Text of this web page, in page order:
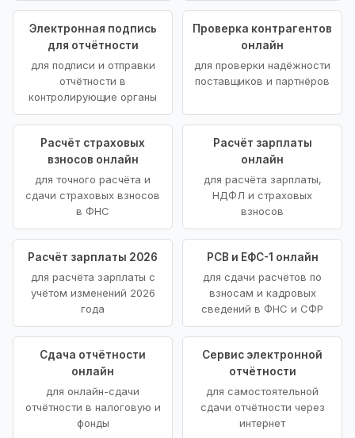
Электронная подпись
для отчётности
для подписи и отправки
отчётности в
контролирующие органы
Проверка контрагентов
онлайн
для проверки надёжности
поставщиков и партнёров
Расчёт страховых
взносов онлайн
для точного расчёта и
сдачи страховых взносов
в ФНС
Расчёт зарплаты
онлайн
для расчёта зарплаты,
НДФЛ и страховых
взносов
Расчёт зарплаты 2026
для расчёта зарплаты с
учётом изменений 2026
года
РСВ и ЕФС-1 онлайн
для сдачи расчётов по
взносам и кадровых
сведений в ФНС и СФР
Сдача отчётности
онлайн
для онлайн-сдачи
отчётности в налоговую и
фонды
Сервис электронной
отчётности
для самостоятельной
сдачи отчётности через
интернет